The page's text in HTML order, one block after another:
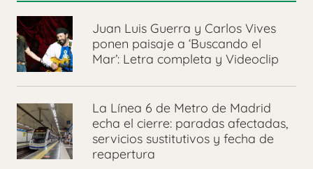
Juan Luis Guerra y Carlos Vives
ponen paisaje a ‘Buscando el
Mar’: Letra completa y Videoclip
La Línea 6 de Metro de Madrid
echa el cierre: paradas afectadas,
servicios sustitutivos y fecha de
reapertura